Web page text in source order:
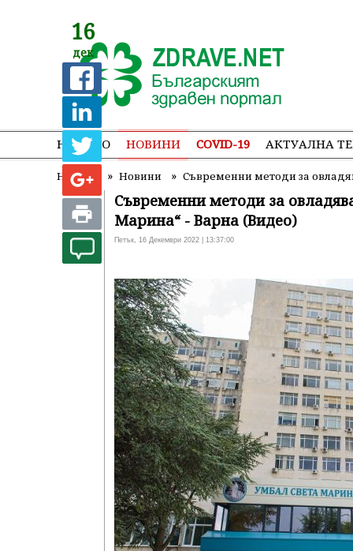
НАЧАЛО НОВИНИ COVID-19 АКТУАЛНА
Начало » Новини » Съвременни методи за
16
дек
Съвременни методи за
Марина“ - Варна (Видео)
Петък, 16 Декември 2022 | 13:37:00